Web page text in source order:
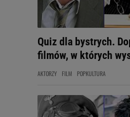
Quiz dla bystrych.
filmów, w których
AKTORZY FILM POPKULTURA